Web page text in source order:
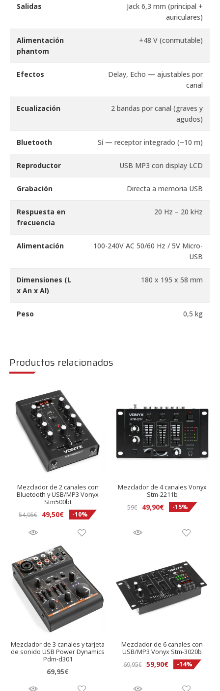
Salidas
Jack 6,3 mm (principal +
auriculares)
Alimentación
phantom
+48 V (conmutable)
Efectos
Delay, Echo — ajustables por
canal
Ecualización
2 bandas por canal (graves y
agudos)
Bluetooth Sí — receptor integrado (~10 m)
Reproductor USB MP3 con display LCD
Grabación Directa a memoria USB
Respuesta en
frecuencia
20 Hz – 20 kHz
Alimentación
100-240V AC 50/60 Hz / 5V Micro-
USB
Dimensiones (L
x An x Al)
180 x 195 x 58 mm
Peso 0,5 kg
Productos relacionados
Mezclador de 2 canales con
Bluetooth y USB/MP3 Vonyx
Stm500bt
54,95€
El
era:
54,95€.
49,50€El
actual
es:
49,50€.
-10%
Mezclador de 4 canales Vonyx
Stm-2211b
59€ El
original
49,90€El
actual
-15%
Mezclador de 3 canales y tarjeta
de sonido USB Power Dynamics
Pdm-d301
69,95€
Mezclador de 6 canales con
USB/MP3 Vonyx Stm-3020b
69,95€ El
59,90€El
actual
-14%